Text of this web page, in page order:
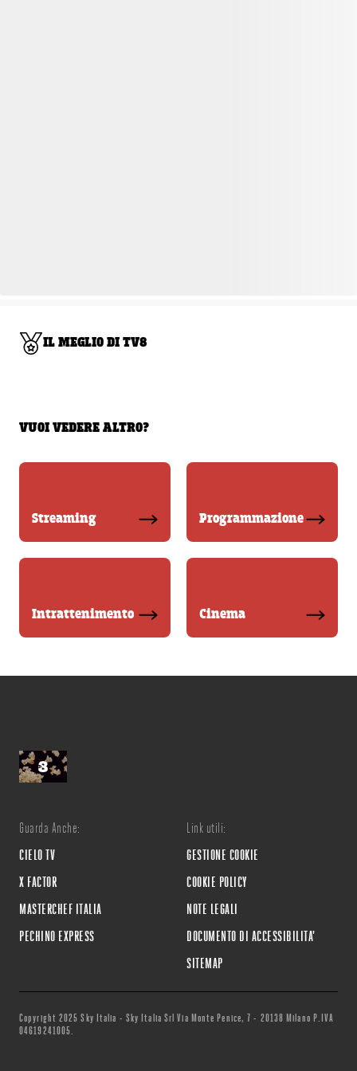
IL MEGLIO DI TV8
VUOI VEDERE ALTRO?
Streaming Programmazione
Intrattenimento Cinema
Guarda Anche:
CIELO TV
X FACTOR
MASTERCHEF ITALIA
PECHINO EXPRESS
Link utili:
GESTIONE COOKIE
COOKIE POLICY
NOTE LEGALI
DOCUMENTO DI ACCESSIBILITA'
SITEMAP
Copyright 2025 Sky Italia - Sky Italia Srl Via Monte Penice, 7 - 20138 Milano P.IVA
04619241005.